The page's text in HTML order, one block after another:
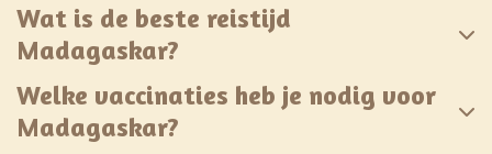
Wat is de beste reistijd
Madagaskar?
Welke vaccinaties heb je nodig voor
Madagaskar?